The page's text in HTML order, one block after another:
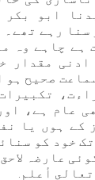
ابو
سنا رہے تھے۔
ہے چاہے وہ
ادنی مقدار
صحیح ہو
عام ہے،
کے ہوں یا
خود کو
عارضہ
أعلم.